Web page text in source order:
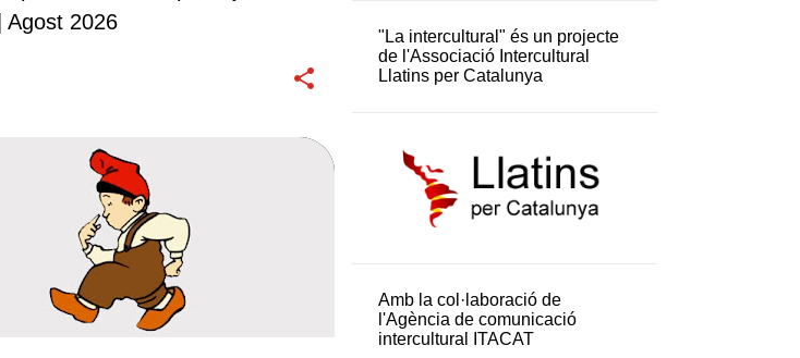
Agost 2026
"La intercultural" és un projecte
de l'Associació Intercultural
Llatins per Catalunya
Amb la col·laboració de
l'Agència de comunicació
intercultural ITACAT